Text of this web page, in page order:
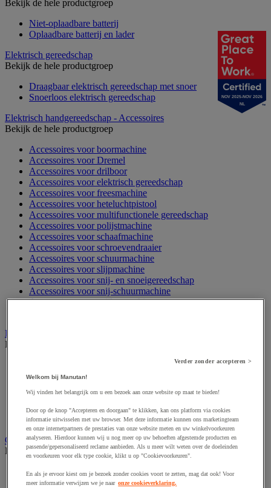
Bekijk de hele productgroep
Niet-oplaadbare batterij
Oplaadbare batterij en lader
Elektrisch gereedschap
Bekijk de hele productgroep
Draagbaar elektrisch gereedschap met snoer
Snoerloos elektrisch gereedschap
Elektrisch handgereedschap - Accessoires
Bekijk de hele productgroep
Accessoires voor boormachine
Accessoires voor Dremel
Accessoires voor drilboor
Accessoires voor elektrisch gereedschap
Accessoires voor freesmachine
Accessoires voor heteluchtpistool
Accessoires voor multifunctionele gereedschap
Accessoires voor polijstmachine
Accessoires voor schaafmachine
Accessoires voor schroevendraaier
Accessoires voor schuurmachine
Accessoires voor slijpmachine
Accessoires voor snij- en snoeigereedschap
Accessoires voor snij-schuurmachine
Accessoires voor spijkermachine
Elektrische toebehoren en verlichting
Bekijk de hele productgroep
Accessoires voor elektrisch schakelpaneel
Batterij, oplader en kabel
Elektrische uitrusting
Verlengsnoer, stekkerdoos en kapelhaspel
Wandcontactdoos en schakelaar
Gereedschap opbergen
Bekijk de hele productgroep
Assortimentsdoos en gereedschapkoffer
Gereedschapskist en opbergtas
NOV 2025-NOV 2026
NL
Verder zonder accepteren >
Welkom bij Manutan!
Wij vinden het belangrijk om u een bezoek aan onze website op maat te bieden!
Door op de knop "Accepteren en doorgaan" te klikken, kan ons platform via cookies
informatie uitwisselen met uw browser. Met deze informatie kunnen ons marketingteam
en onze internetpartners de prestaties van onze website meten en uw winkelvoorkeuren
analyseren. Hierdoor kunnen wij u nog meer op uw behoeften afgestemde producten en
passende/gepersonaliseerd reclame aanbieden. Als u meer wilt weten over de doeleinden
en voorkeuren voor elk type cookie, klikt u op "Cookievoorkeuren".
En als je ervoor kiest om je bezoek zonder cookies voort te zetten, mag dat ook! Voor
meer informatie verwijzen we je naar onze cookieverklaring.